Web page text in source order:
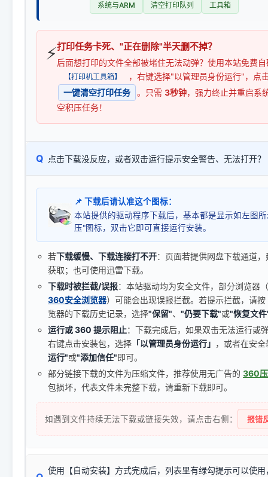
系统与ARM
清空打印队列 工具箱
⚡打印任务卡死、"正在删除"半天删不掉？
后面想打印的文件全部被堵住无法动弹？使用本站免费
【打印机工具箱】
，右键选择"以管理员身份运行"，点
一键清空打印任务
。只需 3秒钟，强力终止并重启系
空积压任务！
Q 点击下载没反应，或者双击运行提示安全警告、无法打开？
📌 下载后请认准这个图标：
本站提供的驱动程序下载后，基本都是显示如左图
压"图标，双击它即可直接运行安装。
若下载缓慢、下载连接打不开：页面若提供网盘下载通道
获取；也可使用迅雷下载。
下载时被拦截/误报：本站驱动均为安全文件，部分浏览器
360安全浏览器）可能会出现误报拦截。若提示拦截，请按
览器的下载历史记录，选择"保留"、 "仍要下载"或"恢复文
运行或 360 提示阻止：下载完成后，如果双击无法运行或
右键点击安装包，选择 「以管理员身份运行」 ，或者在安
运行"或"添加信任"即可。
部分链接下载的文件为压缩文件，推荐使用无广告的 360
包损坏，代表文件未完整下载，请重新下载即可。
如遇到文件持续无法下载或链接失效，请点击右侧： 报错
使用【自动安装】方式完成后，列表里有绿勾提示可以使